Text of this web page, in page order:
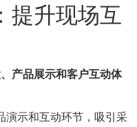
提升现场互
产品展示和客户互动体
演示和互动环节，吸引采